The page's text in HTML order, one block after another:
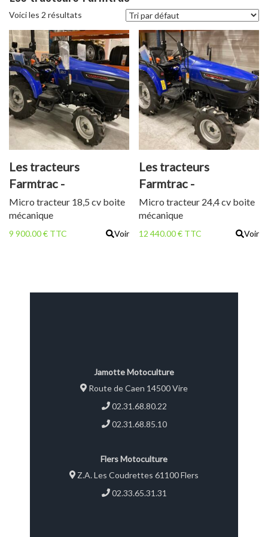
Voici les 2 résultats
Les tracteurs
Farmtrac -
FARMTRAC FT20
MEC
Micro tracteur 18,5 cv boite
mécanique
9 900.00 € TTC Voir
Les tracteurs
Farmtrac -
FARMTRAC FT26
MEC
Micro tracteur 24,4 cv boite
mécanique
12 440.00 € TTC Voir
Jamotte Motoculture
Route de Caen 14500 Vire
02.31.68.80.22
02.31.68.85.10
Flers Motoculture
Z.A. Les Coudrettes 61100 Flers
02.33.65.31.31